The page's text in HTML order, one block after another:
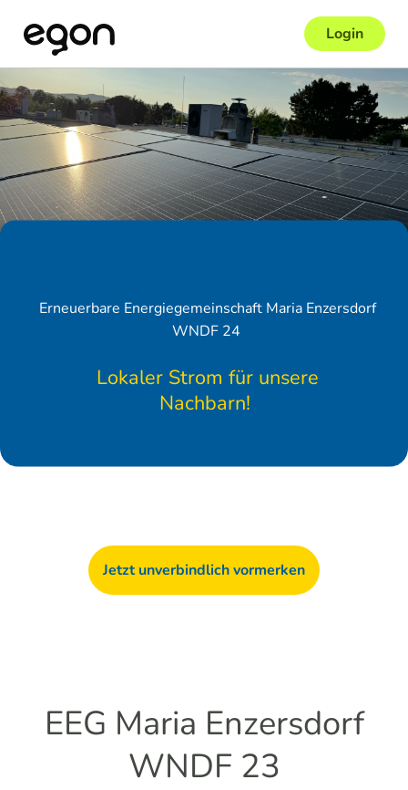
Login
Erneuerbare Energiegemeinschaft Maria Enzersdorf
WNDF 24
Lokaler Strom für unsere
Nachbarn!
Jetzt unverbindlich vormerken
EEG Maria Enzersdorf
WNDF 23